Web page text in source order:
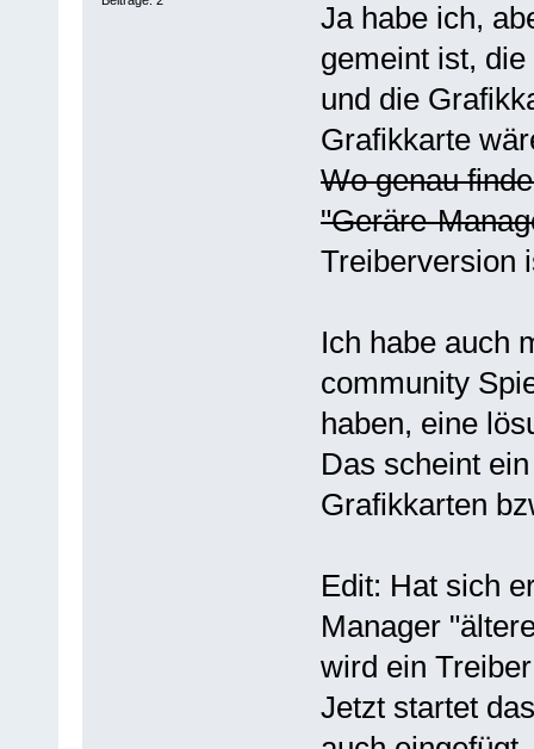
Ja habe ich,
gemeint ist,
und die
Grafikkarte
Wo genau
"Geräre-
Treiberversion
Ich habe auch
community
haben, eine
Das scheint
Grafikkarten
Edit: Hat sich
Manager
wird ein
Jetzt startet